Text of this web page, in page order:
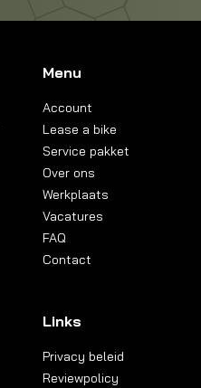
Menu
Account
Lease a bike
Service pakket
Over ons
Werkplaats
Vacatures
FAQ
Contact
Links
Privacy beleid
Reviewpolicy